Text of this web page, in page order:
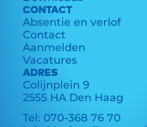
CONTACT
Absentie en verlof
Contact
Aanmelden
Vacatures
ADRES
Colijnplein 9
2555 HA Den Haag
Tel: 070-368 76 70